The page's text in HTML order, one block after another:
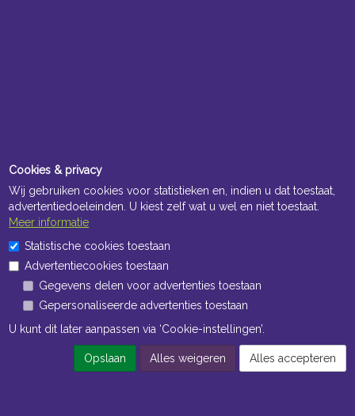
Cookies & privacy
Wij gebruiken cookies voor statistieken en, indien u dat toestaat,
advertentiedoeleinden. U kiest zelf wat u wel en niet toestaat.
Meer informatie
Statistische cookies toestaan
Advertentiecookies toestaan
Gegevens delen voor advertenties toestaan
Gepersonaliseerde advertenties toestaan
U kunt dit later aanpassen via ‘Cookie-instellingen’.
Opslaan Alles weigeren Alles accepteren